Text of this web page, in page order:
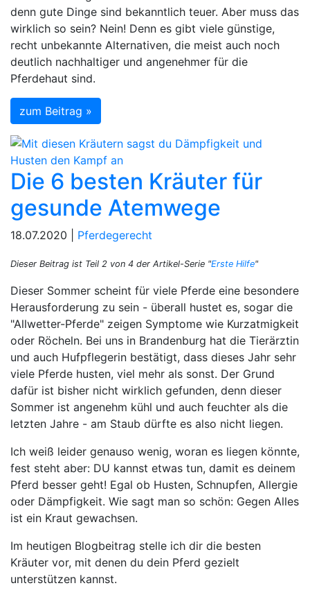
denn gute Dinge sind bekanntlich teuer. Aber muss das
wirklich so sein? Nein! Denn es gibt viele günstige,
recht unbekannte Alternativen, die meist auch noch
deutlich nachhaltiger und angenehmer für die
Pferdehaut sind.
zum Beitrag »
Die 6 besten Kräuter für
gesunde Atemwege
18.07.2020 | Pferdegerecht
Dieser Beitrag ist Teil 2 von 4 der Artikel-Serie "Erste Hilfe"
Dieser Sommer scheint für viele Pferde eine besondere
Herausforderung zu sein - überall hustet es, sogar die
"Allwetter-Pferde" zeigen Symptome wie Kurzatmigkeit
oder Röcheln. Bei uns in Brandenburg hat die Tierärztin
und auch Hufpflegerin bestätigt, dass dieses Jahr sehr
viele Pferde husten, viel mehr als sonst. Der Grund
dafür ist bisher nicht wirklich gefunden, denn dieser
Sommer ist angenehm kühl und auch feuchter als die
letzten Jahre - am Staub dürfte es also nicht liegen.
Ich weiß leider genauso wenig, woran es liegen könnte,
fest steht aber: DU kannst etwas tun, damit es deinem
Pferd besser geht! Egal ob Husten, Schnupfen, Allergie
oder Dämpfigkeit. Wie sagt man so schön: Gegen Alles
ist ein Kraut gewachsen.
Im heutigen Blogbeitrag stelle ich dir die besten
Kräuter vor, mit denen du dein Pferd gezielt
unterstützen kannst.